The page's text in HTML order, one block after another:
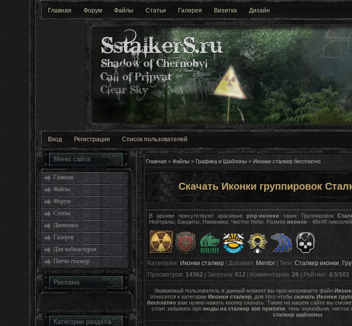
Главная Форум Файлы Статьи Галерея Визитка Дизайн
Вход Регистрация Список пользователей
Меню сайта
Главная
Файлы
Форум
Статьи
Дневники
Галерея
Для вебмастеров
Патчи сталкер
Реклама
Категории раздела
Главная » Файлы » Графика и Шаблоны » Иконки сталкер бесплатно
Скачать Иконки группировок
В архиве присутствуют красивыеpng-иконки таких Группировок
Нейтралы, Бандиты, Наемники, Чистое Небо. Размер иконок - 48х48 пикселей.
Категория: Иконки сталкер Добавил: Mentor Теги: Сталкер иконки,
Просмотров: 14362 Загрузок: 612 Комментарии: 26 Рейтинг: 4.5/101
Уважаемый пользователь в данный момент вы просматриваете файл
относится к категории Иконки сталкер , для того чтобы скачать Иконки
бесплатновам нужно нажать кнопку скачать. Также на нашем сайте вы
стоит забывать про моды на сталкер зов припяти , тень чернобыля,
сталкер шаблоны